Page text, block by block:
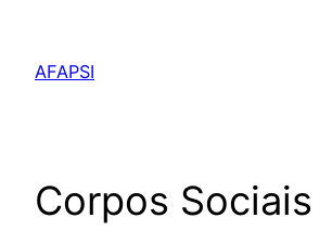
AFAPSI
Corpos Sociais